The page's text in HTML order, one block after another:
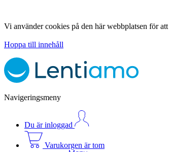
Vi använder cookies på den här webbplatsen för
Hoppa till innehåll
Navigeringsmeny
Du är inloggad
Varukorgen är tom